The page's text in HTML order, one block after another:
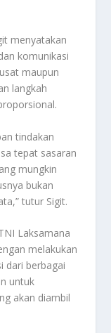
menyatakan
komunikasi
maupun
langkah
tindakan
tepat sasaran
mungkin
bukan
tutur Sigit.
Laksamana
melakukan
dari berbagai
untuk
akan diambil